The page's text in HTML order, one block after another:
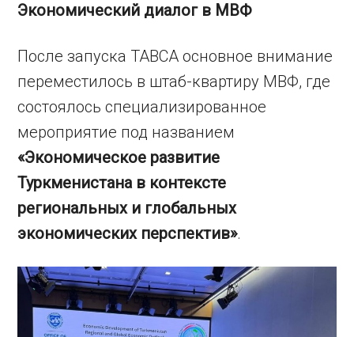
Экономический диалог в МВФ
После запуска TABCA основное внимание
переместилось в штаб-квартиру МВФ, где
состоялось специализированное
мероприятие под названием
«Экономическое развитие
Туркменистана в контексте
региональных и глобальных
экономических перспектив».